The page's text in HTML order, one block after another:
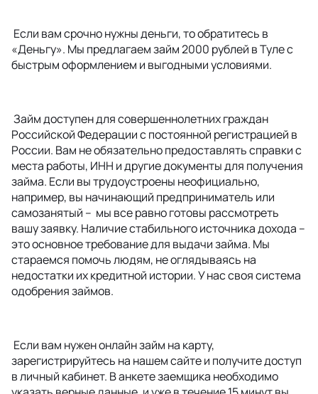
Если вам срочно нужны деньги, то обратитесь в
«Деньгу». Мы предлагаем займ 2000 рублей в Туле с
быстрым оформлением и выгодными условиями.
Займ доступен для совершеннолетних граждан
Российской Федерации с постоянной регистрацией в
России. Вам не обязательно предоставлять справки с
места работы, ИНН и другие документы для получения
займа. Если вы трудоустроены неофициально,
например, вы начинающий предприниматель или
самозанятый – мы все равно готовы рассмотреть
вашу заявку. Наличие стабильного источника дохода –
это основное требование для выдачи займа. Мы
стараемся помочь людям, не оглядываясь на
недостатки их кредитной истории. У нас своя система
одобрения займов.
Если вам нужен онлайн займ на карту,
зарегистрируйтесь на нашем сайте и получите доступ
в личный кабинет. В анкете заемщика необходимо